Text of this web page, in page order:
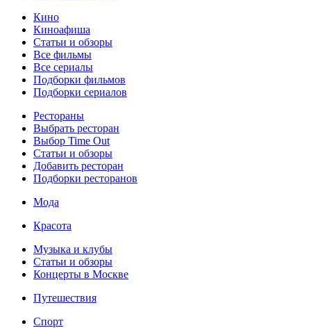
Кино
Киноафиша
Статьи и обзоры
Все фильмы
Все сериалы
Подборки фильмов
Подборки сериалов
Рестораны
Выбрать ресторан
Выбор Time Out
Статьи и обзоры
Добавить ресторан
Подборки ресторанов
Мода
Красота
Музыка и клубы
Статьи и обзоры
Концерты в Москве
Путешествия
Спорт